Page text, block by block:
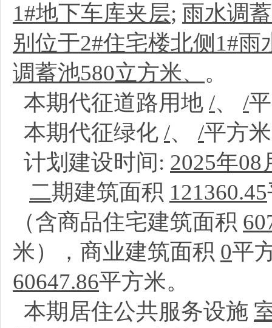
1#地下车库夹层; 雨水调
别位于2#住宅楼北侧1#雨
调蓄池580立方米、 。
本期代征道路用地 /、 /
本期代征绿化 /、 /平方
计划建设时间: 2025年08
二期建筑面积 121360.45
（含商品住宅建筑面积
米），商业建筑面积 0平
60647.86平方米。
本期居住公共服务设施